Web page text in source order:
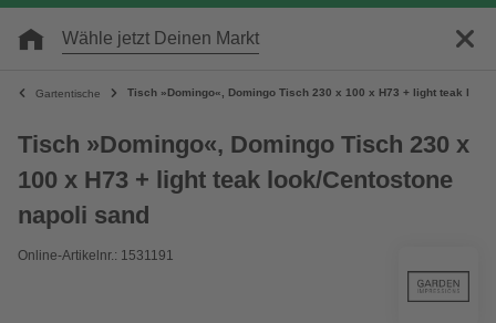
Wähle jetzt Deinen Markt
Gartentische Tisch »Domingo«, Domingo Tisch 230 x 100 x H73 + light teak
Tisch »Domingo«, Domingo Tisch 230 x
100 x H73 + light teak look/Centostone
napoli sand
Online-Artikelnr.: 1531191